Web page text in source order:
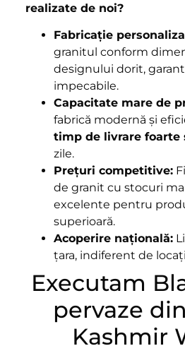
realizate de noi?
Fabricație
granitul conform
designului dorit,
impecabile.
Capacitate mare de
fabrică modernă și
timp de livrare foarte
zile.
Prețuri competitive:
de granit cu stocuri
excelente pentru
superioară.
Acoperire națională:
țara, indiferent de
Executam
pervaze
Kashmir